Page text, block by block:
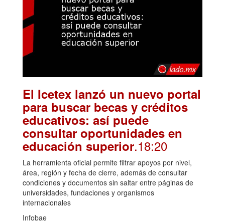
El Icetex lanzó un nuevo portal
para buscar becas y créditos
educativos: así puede
consultar oportunidades en
educación superior.18:20
La herramienta oficial permite filtrar apoyos por nivel,
área, región y fecha de cierre, además de consultar
condiciones y documentos sin saltar entre páginas de
universidades, fundaciones y organismos
internacionales
Infobae